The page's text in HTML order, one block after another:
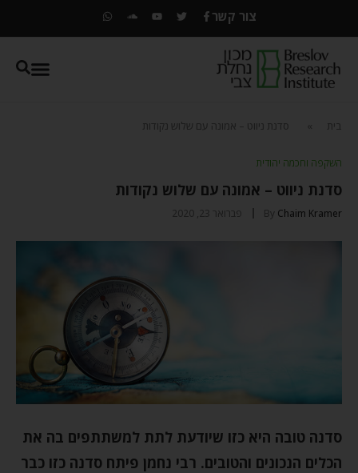
צור קשר
בית סדנת ניווט – אמונה עם שלוש נקודות
השקפה וחכמה יהודית
סדנת ניווט – אמונה עם שלוש נקודות
By Chaim Kramer פברואר 23, 2020
סדנה טובה היא כזו שיודעת לתת למשתתפים בה את
הכלים הנכונים והטובים. רבי נחמן פיתח סדנה כזו כבר